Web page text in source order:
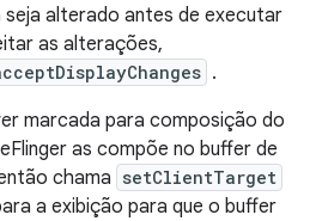
alterado antes de executar
as alterações,
.
marcada para composição do
as compõe no buffer de
chama setClientTarget
a exibição para que o buffer